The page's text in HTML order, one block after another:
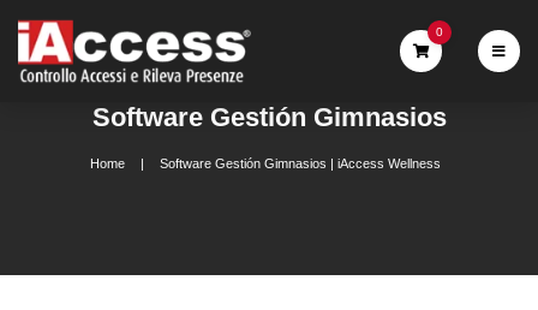
0
Software Gestión Gimnasios
Home Software Gestión Gimnasios | iAccess Wellness